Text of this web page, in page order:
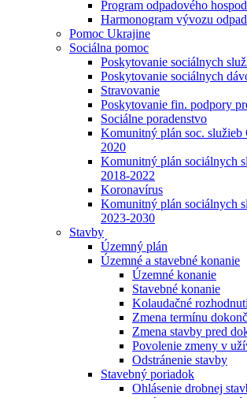
Program odpadového
Harmonogram vývozu
Pomoc Ukrajine
Sociálna pomoc
Poskytovanie sociálnych
Poskytovanie sociálnych
Stravovanie
Poskytovanie fin. podpory
Sociálne poradenstvo
Komunitný plán soc. služieb
2020
Komunitný plán sociálnych
2018-2022
Koronavírus
Komunitný plán sociálnych
2023-2030
Stavby
Územný plán
Územné a stavebné konanie
Územné konanie
Stavebné konanie
Kolaudačné
Zmena termínu
Zmena stavby pred
Povolenie zmeny v
Odstránenie stavby
Stavebný poriadok
Ohlásenie drobnej